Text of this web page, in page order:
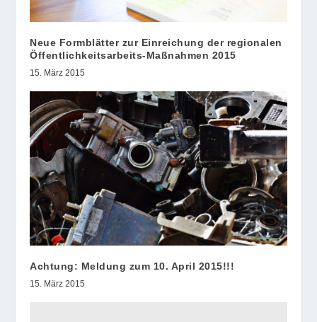
Neue Formblätter zur Einreichung der regionalen
Öffentlichkeitsarbeits-Maßnahmen 2015
15. März 2015
Achtung: Meldung zum 10. April 2015!!!
15. März 2015